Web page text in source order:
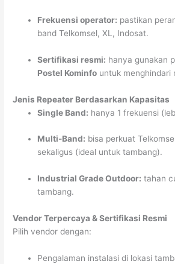
Frekuensi operator: pastikan
band Telkomsel, XL, Indosat.
Sertifikasi resmi: hanya gunakan
Postel Kominfo untuk menghindari
Jenis Repeater Berdasarkan Kapasitas
Single Band: hanya 1 frekuensi
Multi-Band: bisa perkuat
sekaligus (ideal untuk tambang).
Industrial Grade Outdoor: tahan
tambang.
Vendor Terpercaya & Sertifikasi Resmi
Pilih vendor dengan:
Pengalaman instalasi di lokasi